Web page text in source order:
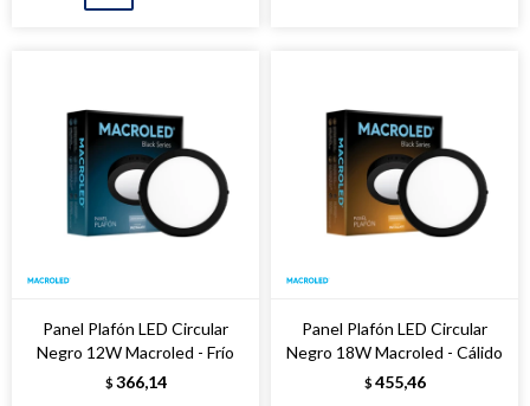
Panel Plafón LED Circular
Negro 12W Macroled - Frío
$ 366,14
Panel Plafón LED Circular
Negro 18W Macroled - Cálido
$ 455,46